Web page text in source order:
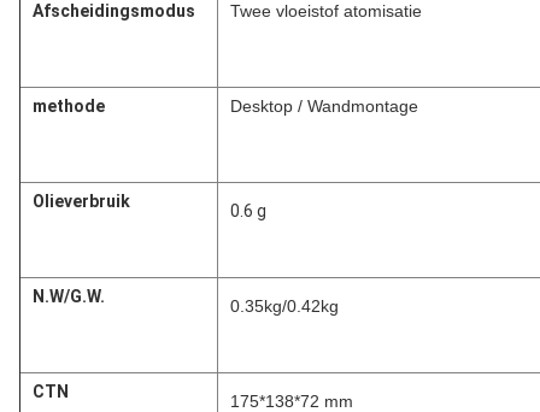
Afscheidingsmodus Twee vloeistof atomisatie
methode Desktop / Wandmontage
Olieverbruik 0.6 g
N.W/G.W. 0.35kg/0.42kg
CTN 175*138*72 mm